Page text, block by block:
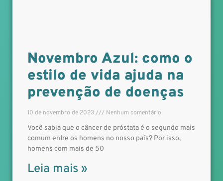
Novembro Azul: como o
estilo de vida ajuda na
prevenção de doenças
10 de novembro de 2023 Nenhum comentário
Você sabia que o câncer de próstata é o segundo mais
comum entre os homens no nosso país? Por isso,
homens com mais de 50
Leia mais »